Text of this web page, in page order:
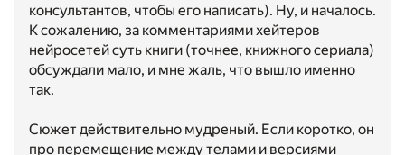
консультантов, чтобы его написать). Ну, и началось.
К сожалению, за комментариями хейтеров
нейросетей суть книги (точнее, книжного сериала)
обсуждали мало, и мне жаль, что вышло именно
так.
Сюжет действительно мудреный. Если коротко, он
про перемещение между телами и версиями